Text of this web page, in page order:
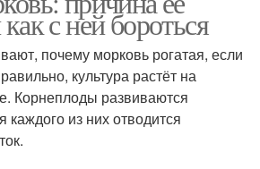
с ней бороться
почему морковь рогатая, если
культура растёт на
Корнеплоды развиваются
каждого из них отводится